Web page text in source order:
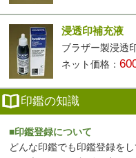
浸透印補充液
ブラザー製浸透
ネット価格：
印鑑の知識
■印鑑登録について
どんな印鑑でも印鑑登録を